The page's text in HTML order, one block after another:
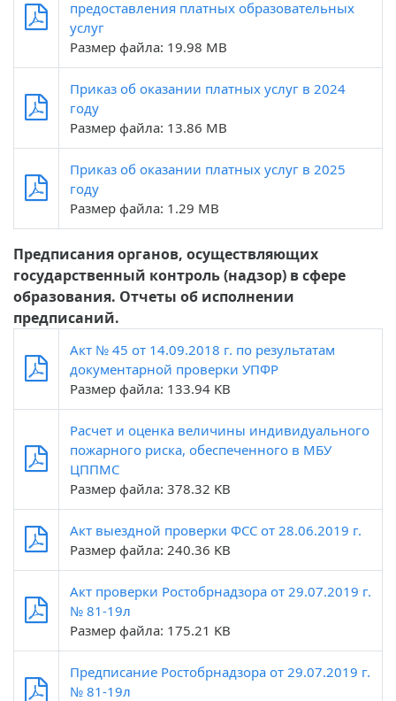
предоставления платных образовательных
услуг
Размер файла: 19.98 MB
Приказ об оказании платных услуг в 2024
году
Размер файла: 13.86 MB
Приказ об оказании платных услуг в 2025
году
Размер файла: 1.29 MB
Предписания органов, осуществляющих
государственный контроль (надзор) в сфере
образования. Отчеты об исполнении
предписаний.
Акт № 45 от 14.09.2018 г. по результатам
документарной проверки УПФР
Размер файла: 133.94 KB
Расчет и оценка величины индивидуального
пожарного риска, обеспеченного в МБУ
ЦППМС
Размер файла: 378.32 KB
Акт выездной проверки ФСС от 28.06.2019 г.
Размер файла: 240.36 KB
Акт проверки Ростобрнадзора от 29.07.2019 г.
№ 81-19л
Размер файла: 175.21 KB
Предписание Ростобрнадзора от 29.07.2019 г.
№ 81-19л